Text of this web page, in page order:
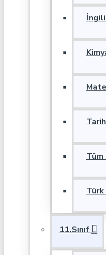
Tarih
Türk
11.Sınıf